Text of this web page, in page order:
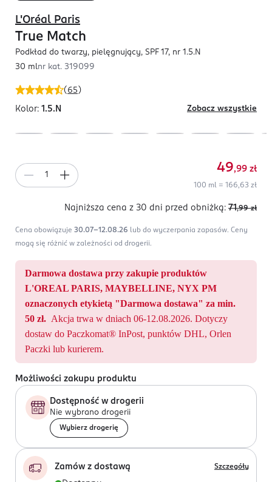
( 65 )
L'Oréal Paris
True Match
Podkład do twarzy, pielęgnujący, SPF 17, nr 1.5.N
30 mlnr kat. 319099
Kolor: 1.5.N Zobacz wszystkie
49,99 zł
100 ml = 166,63 zł
Najniższa cena z 30 dni przed obniżką: 71,99 zł
Cena obowiązuje 30.07-12.08.26 lub do wyczerpania zapasów. Ceny
mogą się różnić w zależności od drogerii.
Darmowa dostawa przy zakupie produktów
L'OREAL PARIS, MAYBELLINE, NYX PM
oznaczonych etykietą "Darmowa dostawa" za min.
50 zł. Akcja trwa w dniach 06-12.08.2026. Dotyczy
dostaw do Paczkomat® InPost, punktów DHL, Orlen
Paczki lub kurierem.
Możliwości zakupu produktu
Dostępność w drogerii
Nie wybrano drogerii
Wybierz drogerię
Zamów z dostawą Szczegóły